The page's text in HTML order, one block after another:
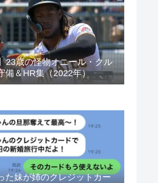
ドン イラクディナール
23歳の怪物オニール・クル
備＆HR集（2022年）
た妹が姉のクレジットカー